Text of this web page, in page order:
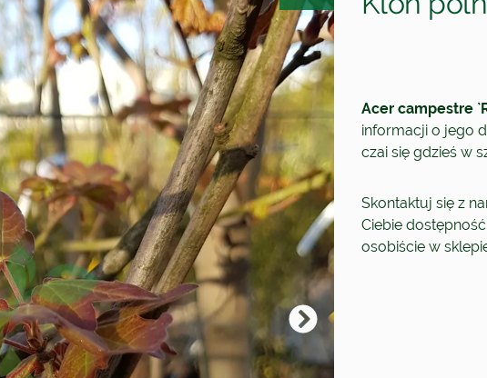
Acer campestre
informacji o jego
czai się gdzieś w
Skontaktuj się z
Ciebie
osobiście w